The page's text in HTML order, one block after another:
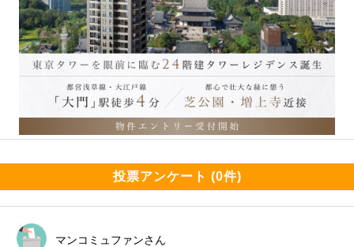
投票アンケート (0件)
マンコミュファンさん